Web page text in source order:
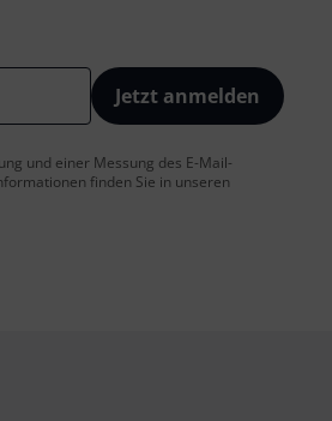
Jetzt anmelden
und einer Messung des E-Mail-
finden Sie in unseren